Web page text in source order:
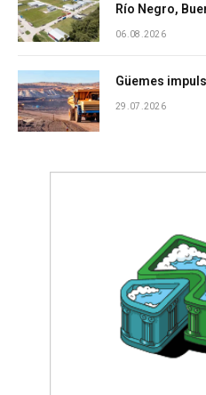
Río Negro,
06.08.2026
Güemes
29.07.2026